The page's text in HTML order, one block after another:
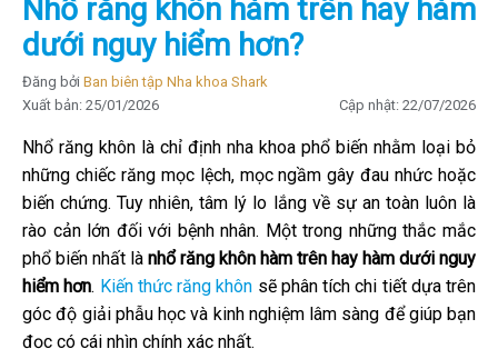
Nhổ răng khôn hàm trên hay hàm
dưới nguy hiểm hơn?
Đăng bởi Ban biên tập Nha khoa Shark
Xuất bản: 25/01/2026
Cập nhật: 22/07/2026
Nhổ răng khôn là chỉ định nha khoa phổ biến nhằm loại bỏ
những chiếc răng mọc lệch, mọc ngầm gây đau nhức hoặc
biến chứng. Tuy nhiên, tâm lý lo lắng về sự an toàn luôn là
rào cản lớn đối với bệnh nhân. Một trong những thắc mắc
phổ biến nhất là nhổ răng khôn hàm trên hay hàm dưới nguy
hiểm hơn. Kiến thức răng khôn sẽ phân tích chi tiết dựa trên
góc độ giải phẫu học và kinh nghiệm lâm sàng để giúp bạn
đọc có cái nhìn chính xác nhất.